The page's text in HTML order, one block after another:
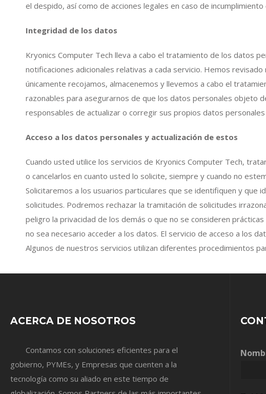
el despido, así como de acciones legales en caso de incumplimiento
Integridad de los datos
Kryonics Computer Tech lleva a cabo el tratamiento de los datos
notificaciones adicionales relativas a cada servicio. Hemos
únicamente recojamos, almacenemos y llevemos a cabo el
razonables para asegurarnos de que los datos personales objeto
responsables de actualizar o corregir sus propios datos
Acceso a los datos personales y actualización de estos
Cuando usted utilice los servicios de Kryonics Computer Tech,
o cancelarlos en cuanto usted lo solicite, siempre y cuando no
Solicitaremos a los usuarios particulares que se identifiquen y que
solicitudes. Podremos rechazar la tramitación de solicitudes
peligro la privacidad de los demás o que no se consideren
no sea necesario acceder a los datos. El servicio de acceso a los
Algunos de nuestros servicios utilizan diferentes procedimientos
ACERCA DE NOSOTROS
Contamos con soluciones eficientes para el
gobierno, PYMEs, y Empresas que cuenten a la
tecnología como su aliado en este tiempo de